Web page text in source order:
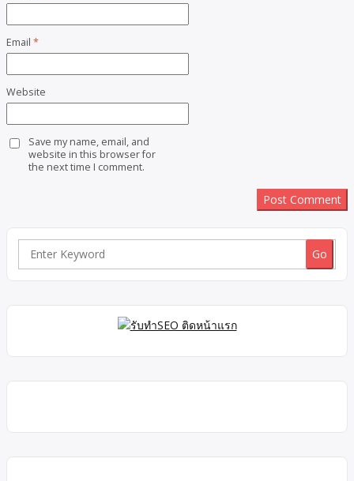
Email *
Website
Save my name, email, and
website in this browser for
the next time I comment.
Search